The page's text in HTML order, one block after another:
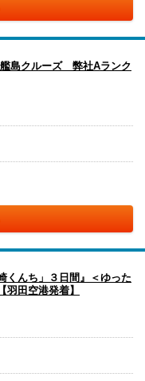
艦島クルーズ 弊社Aランク
くんち」３日間』＜ゆった
田空港発着】